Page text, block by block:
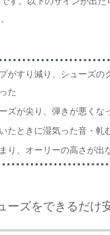
がすり減り、シューズの
た
ズが尖り、弾きが悪くな
たときに湿気った音・軋
り、オーリーの高さが出
ーズをできるだけ